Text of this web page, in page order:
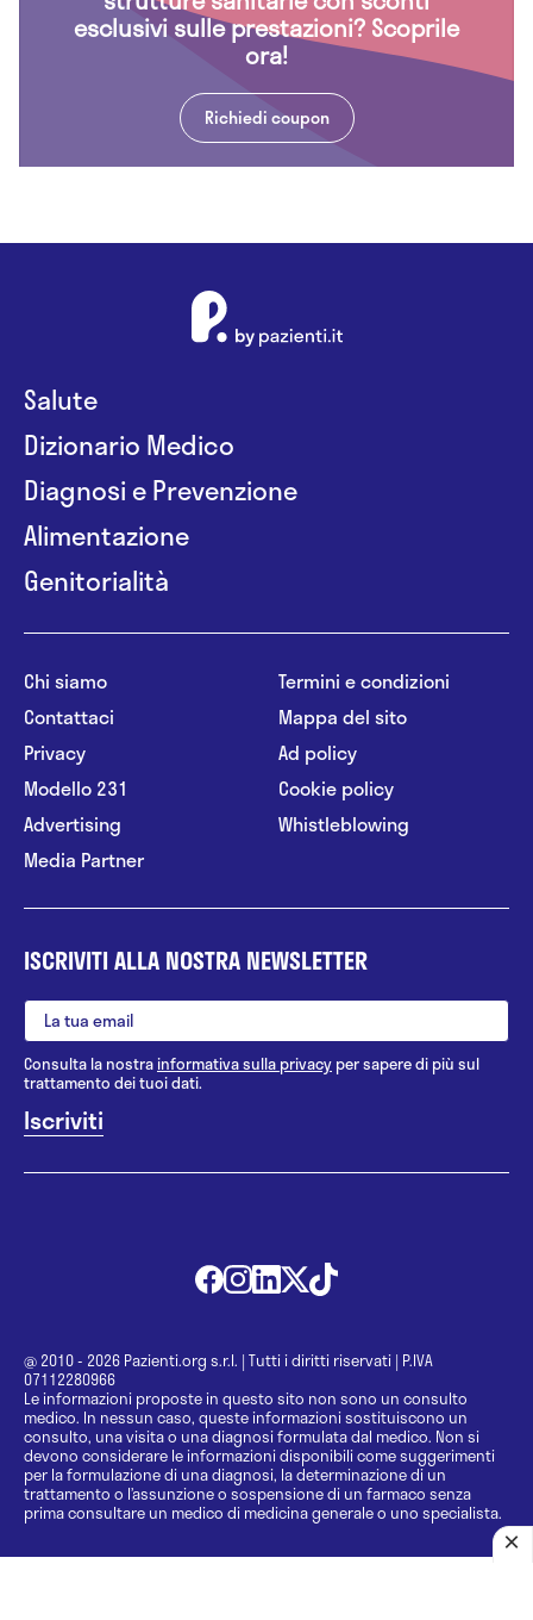
esclusivi sulle prestazioni? Scoprile
ora!
Richiedi coupon
Salute
Dizionario Medico
Diagnosi e Prevenzione
Alimentazione
Genitorialità
Chi siamo
Contattaci
Privacy
Modello 231
Advertising
Media Partner
Termini e condizioni
Mappa del sito
Ad policy
Cookie policy
Whistleblowing
ISCRIVITI ALLA NOSTRA NEWSLETTER
Consulta la nostrainformativa sulla privacy per sapere di più sul
trattamento dei tuoi dati.
@ 2010 - 2026 Pazienti.org s.r.l. | Tutti i diritti riservati | P.IVA
07112280966
Le informazioni proposte in questo sito non sono un consulto
medico. In nessun caso, queste informazioni sostituiscono un
consulto, una visita o una diagnosi formulata dal medico. Non si
devono considerare le informazioni disponibili come suggerimenti
per la formulazione di una diagnosi, la determinazione di un
trattamento o l’assunzione o sospensione di un farmaco senza
prima consultare un medico di medicina generale o uno specialista.